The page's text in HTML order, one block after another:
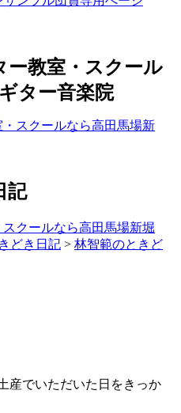
ー教室・スクール
ター音楽院
記
クールなら高田馬場新堀
どき日記 > 林智範のときど
産でいただいた日をきっか